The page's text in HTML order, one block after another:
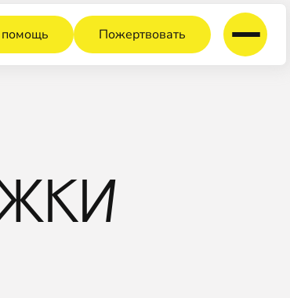
помощь Пожертвовать